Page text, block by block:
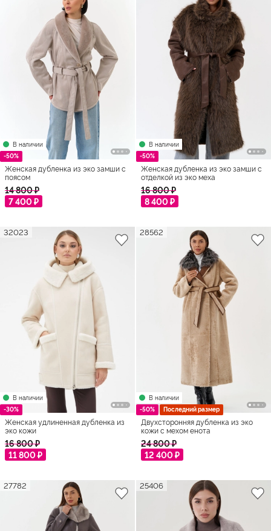
В наличии
-50%
Женская дубленка из эко замши с
поясом
14 800 ₽
7 400 ₽
В наличии
-50%
Женская дубленка из эко замши с
отделкой из эко меха
16 800 ₽
8 400 ₽
В наличии
-30%
32023
Женская удлиненная дубленка из
эко кожи
16 800 ₽
11 800 ₽
В наличии
-50%
Последний размер
28562
Двухсторонняя дубленка из эко
кожи с мехом енота
24 800 ₽
12 400 ₽
27782 25406